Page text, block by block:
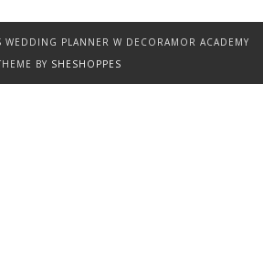
PLANNER W DECORAMOR ACADEMY
BY SHESHOPPES